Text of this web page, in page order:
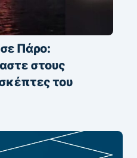
Πάρο:
στους
του